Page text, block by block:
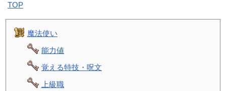
TOP
魔法使い
能力値
覚える特技・呪文
上級職